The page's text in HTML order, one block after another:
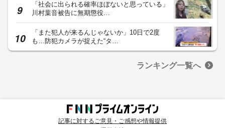
「社会に出られる確率ほぼないと思っている」
川村葉音被告に無期懲役…
「また犯人が来るんじゃないか」10日で2度
も…防犯カメラが捉えた“タ…
ランキング一覧へ
記事に対するご意見・ご感想や情報提供